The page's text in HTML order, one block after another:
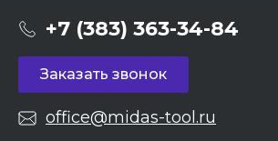
+7 (383) 363-34-84
Заказать звонок
office@midas-tool.ru